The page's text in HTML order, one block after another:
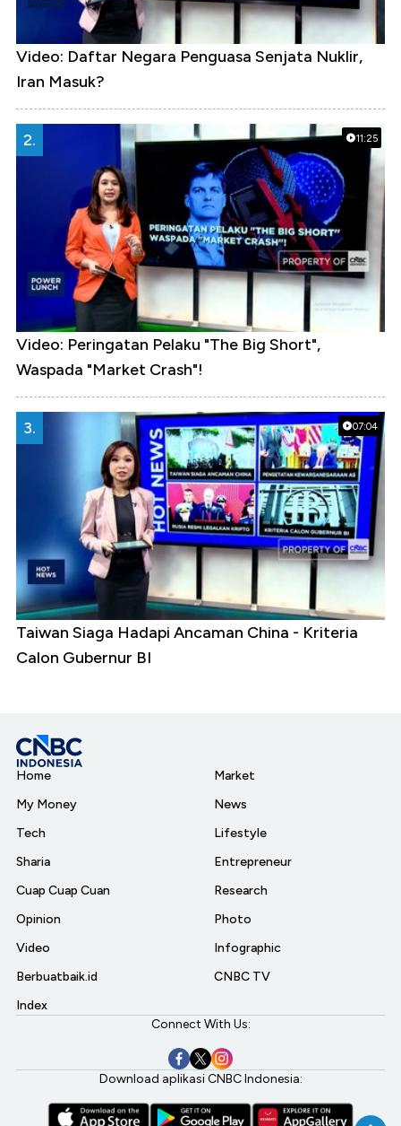
Video: Daftar Negara Penguasa Senjata Nuklir,
Iran Masuk?
11:25
2.
Video: Peringatan Pelaku "The Big Short",
Waspada "Market Crash"!
07:04
3.
Taiwan Siaga Hadapi Ancaman China - Kriteria
Calon Gubernur BI
Home
My Money
Tech
Sharia
Cuap Cuap Cuan
Opinion
Video
Berbuatbaik.id
Index
Market
News
Lifestyle
Entrepreneur
Research
Photo
Infographic
CNBC TV
Connect With Us:
Download aplikasi CNBC Indonesia: